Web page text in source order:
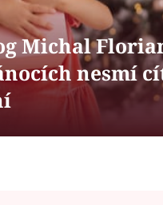
Karlovy Vary
Michal
nesmí